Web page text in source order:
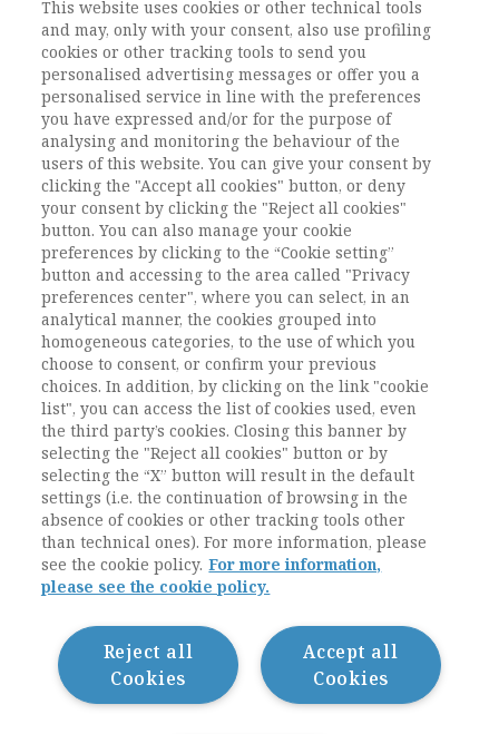
donna amministra in modo autonomo.
Keywords: DOI: 10.1485/2281-2652-202323-8
DOI:10.1485/2281-2652-202323-8
L'ACCESSO A QUESTO
CONTENUTO E' RISERVATO AGLI
UTENTI ABBONATI
Sei abbonato?ESEGUI L'ACCESSOoppure
ABBONATI.
Contatti / Contacts
Privacy
Cookie Policy
Whistleblowing
Dichiarazione di accessibilità
This website uses cookies or other technical tools
and may, only with your consent, also use profiling
cookies or other tracking tools to send you
personalised advertising messages or offer you a
personalised service in line with the preferences
you have expressed and/or for the purpose of
analysing and monitoring the behaviour of the
users of this website. You can give your consent by
clicking the "Accept all cookies" button, or deny
your consent by clicking the "Reject all cookies"
button. You can also manage your cookie
preferences by clicking to the “Cookie setting”
button and accessing to the area called "Privacy
preferences center", where you can select, in an
analytical manner, the cookies grouped into
homogeneous categories, to the use of which you
choose to consent, or confirm your previous
choices. In addition, by clicking on the link "cookie
list", you can access the list of cookies used, even
the third party’s cookies. Closing this banner by
selecting the "Reject all cookies" button or by
selecting the “X” button will result in the default
settings (i.e. the continuation of browsing in the
absence of cookies or other tracking tools other
than technical ones). For more information, please
see the cookie policy. For more information,
please see the cookie policy.
Accept all
Cookies
Reject all
Cookies